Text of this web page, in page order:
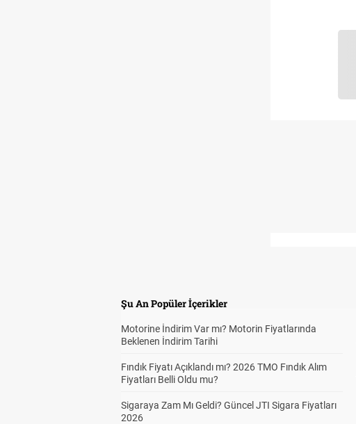
Şu An Popüler İçerikler
Motorine İndirim Var mı? Motorin Fiyatlarında
Beklenen İndirim Tarihi
Fındık Fiyatı Açıklandı mı? 2026 TMO Fındık Alım
Fiyatları Belli Oldu mu?
Sigaraya Zam Mı Geldi? Güncel JTI Sigara Fiyatları
2026